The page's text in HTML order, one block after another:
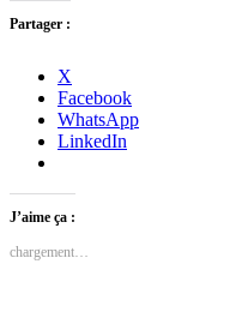
Partager :
X
Facebook
WhatsApp
LinkedIn
J’aime ça :
chargement…